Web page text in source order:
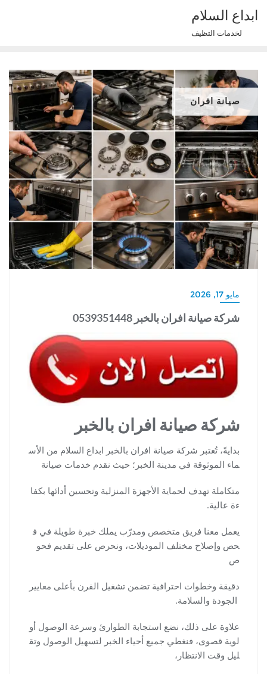
Skip
content
ابداع السلام
لخدمات التظيف
صيانة افران
مايو 17, 2026
شركة صيانة افران بالخبر 0539351448
شركة صيانة افران بالخبر
بدايةً، تُعتبر شركة صيانة افران بالخبر ابداع السلام من الأس
ماء الموثوقة في مدينة الخبر؛ حيث نقدم خدمات صيانة
متكاملة تهدف لحماية الأجهزة المنزلية وتحسين أدائها بكفا
ءة عالية.
يعمل معنا فريق متخصص ومدرّب يملك خبرة طويلة في ف
حص وإصلاح مختلف الموديلات، ونحرص على تقديم فحو
ص
دقيقة وخطوات احترافية تضمن تشغيل الفرن بأعلى معايير
الجودة والسلامة.
علاوة على ذلك، نضع استجابة الطوارئ وسرعة الوصول أو
لوية قصوى، فنغطي جميع أحياء الخبر لتسهيل الوصول وتق
ليل وقت الانتظار،